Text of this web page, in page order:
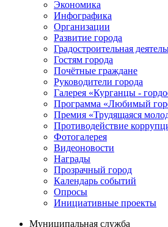
Экономика
Инфографика
Организации
Развитие города
Градостроительная
Гостям города
Почётные граждане
Руководители города
Галерея «Курганцы -
Программа «Любимый
Премия «Трудящаяся
Противодействие
Фотогалерея
Видеоновости
Награды
Прозрачный город
Календарь событий
Опросы
Инициативные проекты
Муниципальная служба